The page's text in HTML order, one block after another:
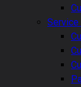
Service